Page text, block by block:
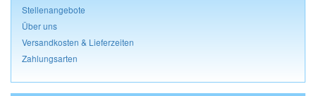
Stellenangebote
Über uns
Versandkosten & Lieferzeiten
Zahlungsarten